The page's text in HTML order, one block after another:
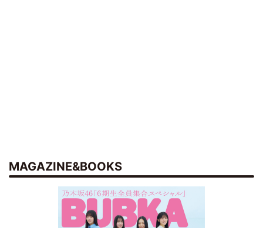
MAGAZINE&BOOKS